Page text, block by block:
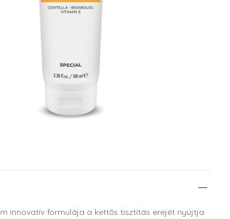
innovatív formulája a kettős tisztítás erejét nyújtja